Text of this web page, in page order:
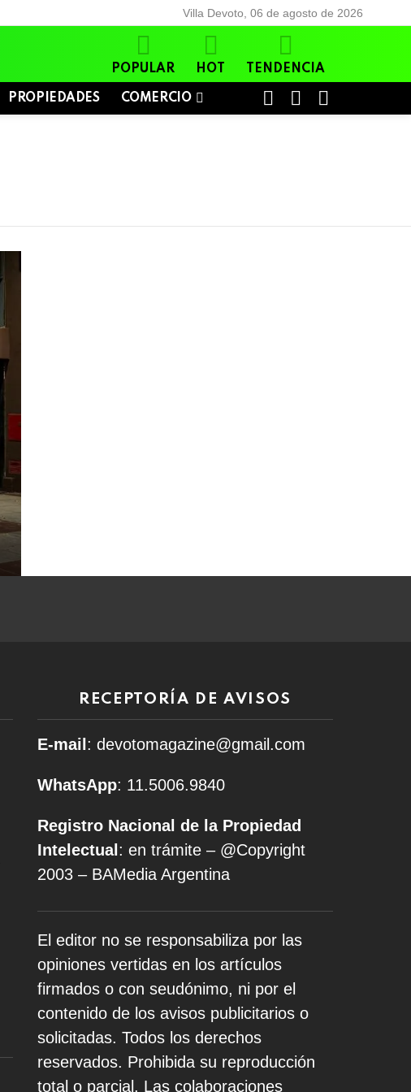
Villa Devoto, 06 de agosto de 2026
POPULAR HOT TENDENCIA
PROPIEDADES COMERCIO
SWITCH
RECEPTORÍA DE AVISOS
E-mail : devotomagazine@gmail.com
WhatsApp: 11.5006.9840
Registro Nacional de la Propiedad
Intelectual : en trámite – @Copyright
2003 – BAMedia Argentina
El editor no se responsabiliza por las
opiniones vertidas en los artículos
firmados o con seudónimo, ni por el
contenido de los avisos publicitarios o
solicitadas. Todos los derechos
reservados. Prohibida su reproducción
total o parcial. Las colaboraciones